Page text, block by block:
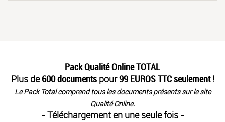
Pack Qualité Online TOTAL
Plus de600 documentspour99 EUROS TTC seulement !
Le Pack Total comprend tous les documents présents sur le site
Qualité Online.
- Téléchargement en une seule fois -